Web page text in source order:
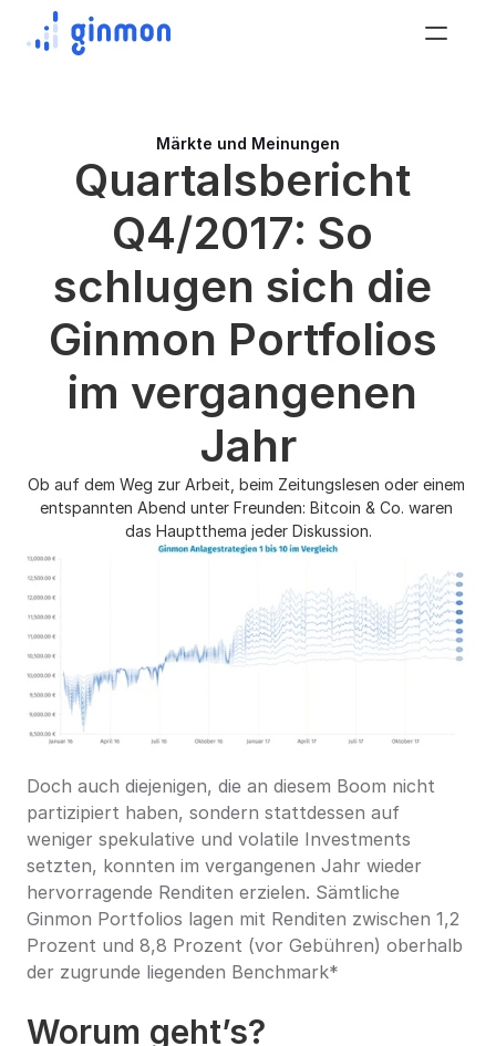
Märkte und Meinungen
Quartalsbericht
Q4/2017: So
schlugen sich die
Ginmon Portfolios
im vergangenen
Jahr
Ob auf dem Weg zur Arbeit, beim Zeitungslesen oder einem
entspannten Abend unter Freunden: Bitcoin & Co. waren
das Hauptthema jeder Diskussion.
Doch auch diejenigen, die an diesem Boom nicht
partizipiert haben, sondern stattdessen auf
weniger spekulative und volatile Investments
setzten, konnten im vergangenen Jahr wieder
hervorragende Renditen erzielen. Sämtliche
Ginmon Portfolios lagen mit Renditen zwischen 1,2
Prozent und 8,8 Prozent (vor Gebühren) oberhalb
der zugrunde liegenden Benchmark*
Worum geht’s?